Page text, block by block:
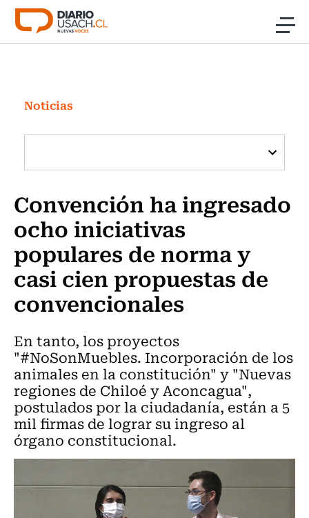
Click acá para ir directamente al contenido
Investigación
Cultura
Programas Radio y TV Usach
Noticias
Convención ha ingresado
ocho iniciativas
populares de norma y
casi cien propuestas de
convencionales
En tanto, los proyectos
"#NoSonMuebles. Incorporación de los
animales en la constitución" y "Nuevas
regiones de Chiloé y Aconcagua",
postulados por la ciudadanía, están a 5
mil firmas de lograr su ingreso al
órgano constitucional.